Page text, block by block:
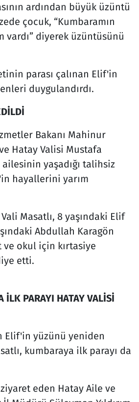
ardından büyük üzüntü
çocuk, “Kumbaramın
diyerek üzüntüsünü
parası çalınan Elif'in
duygulandırdı.
Bakanı Mahinur
Hatay Valisi Mustafa
ailesinin yaşadığı talihsiz
hayallerini yarım
Masatlı, 8 yaşındaki Elif
Abdullah Karagön
okul için kırtasiye
etti.
İLK PARAYI HATAY VALİSİ
Elif'in yüzünü yeniden
kumbaraya ilk parayı da
eden Hatay Aile ve